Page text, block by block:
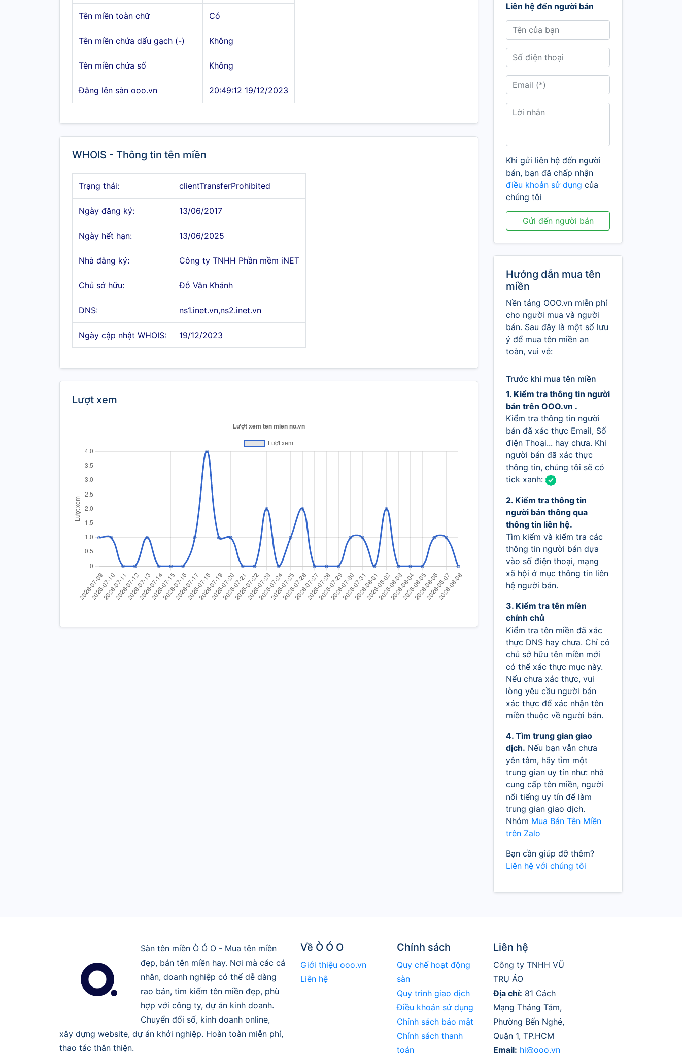
Tên miền toàn chữ Có
Tên miền chứa dấu gạch (-) Không
Tên miền chứa số Không
Đăng lên sàn ooo.vn 20:49:12 19/12/2023
WHOIS - Thông tin tên miền
Trạng thái: clientTransferProhibited
Ngày đăng ký: 13/06/2017
Ngày hết hạn: 13/06/2025
Nhà đăng ký: Công ty TNHH Phần mềm iNET
Chủ sở hữu: Đỗ Văn Khánh
DNS: ns1.inet.vn,ns2.inet.vn
Ngày cập nhật WHOIS: 19/12/2023
Lượt xem
Liên hệ đến người bán
Khi gửi liên hệ đến người
bán, bạn đã chấp nhận
điều khoản sử dụng của
chúng tôi
Gửi đến người bán
Hướng dẫn mua tên
miền
Nền tảng OOO.vn miễn phí
cho người mua và người
bán. Sau đây là một số lưu
ý để mua tên miền an
toàn, vui vẻ:
Trước khi mua tên miền
1. Kiểm tra thông tin người
bán trên OOO.vn .
Kiểm tra thông tin người
bán đã xác thực Email, Số
điện Thoại... hay chưa. Khi
người bán đã xác thực
thông tin, chúng tôi sẽ có
tick xanh:
2. Kiểm tra thông tin
người bán thông qua
thông tin liên hệ.
Tìm kiếm và kiểm tra các
thông tin người bán dựa
vào số điện thoại, mạng
xã hội ở mục thông tin liên
hệ người bán.
3. Kiểm tra tên miền
chính chủ
Kiểm tra tên miền đã xác
thực DNS hay chưa. Chỉ có
chủ sở hữu tên miền mới
có thể xác thực mục này.
Nếu chưa xác thực, vui
lòng yêu cầu người bán
xác thực để xác nhận tên
miền thuộc về người bán.
4. Tìm trung gian giao
dịch. Nếu bạn vẫn chưa
yên tâm, hãy tìm một
trung gian uy tín như: nhà
cung cấp tên miền, người
nổi tiếng uy tín để làm
trung gian giao dịch.
Nhóm Mua Bán Tên Miền
trên Zalo
Bạn cần giúp đỡ thêm?
Liên hệ với chúng tôi
Sàn tên miền Ò Ó O - Mua tên miền
đẹp, bán tên miền hay. Nơi mà các cá
nhân, doanh nghiệp có thể dễ dàng
rao bán, tìm kiếm tên miền đẹp, phù
hợp với công ty, dự án kinh doanh.
Chuyển đổi số, kinh doanh online,
xây dựng website, dự án khởi nghiệp. Hoàn toàn miễn phí,
thao tác thân thiện.
Về Ò Ó O
Giới thiệu ooo.vn
Liên hệ
Chính sách
Quy chế hoạt động
sàn
Quy trình giao dịch
Điều khoản sử dụng
Chính sách bảo mật
Chính sách thanh
toán
Liên hệ
Công ty TNHH VŨ
TRỤ ẢO
Địa chỉ: 81 Cách
Mạng Tháng Tám,
Phường Bến Nghé,
Quận 1, TP.HCM
Email: hi@ooo.vn